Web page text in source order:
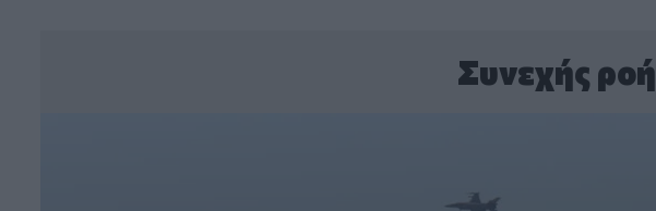
Συνεχής ροή